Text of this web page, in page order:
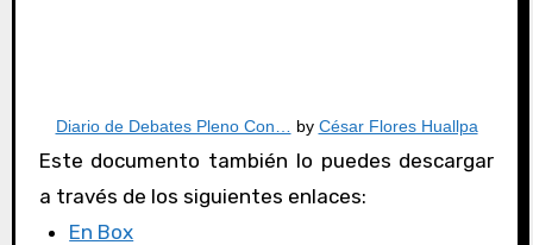
Diario de Debates Pleno Con… by César Flores Huallpa
Este documento también lo puedes descargar
a través de los siguientes enlaces:
En Box